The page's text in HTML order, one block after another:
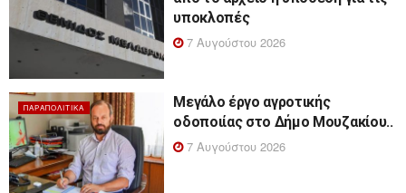
υποκλοπές
7 Αυγούστου 2026
ΠΑΡΑΠΟΛΙΤΙΚΆ
Μεγάλο έργο αγροτικής
οδοποιίας στο Δήμο Μουζακίου..
7 Αυγούστου 2026